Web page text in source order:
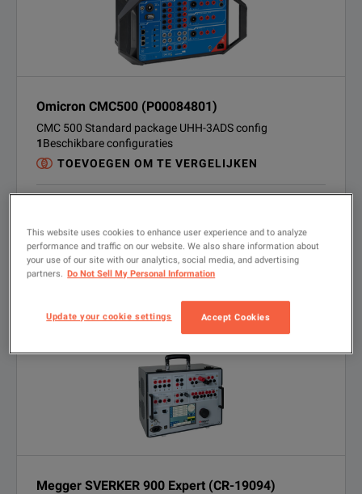
Omicron CMC500 (P00084801)
CMC 500 Standard package UHH-3ADS config
1Beschikbare configuraties
TOEVOEGEN OM TE VERGELIJKEN
GEBRUIKT
Inlichtingen
Offerte
FINANCIELE OPLOSSINGEN
Financieringsopties beschikbaar
Megger SVERKER 900 Expert (CR-19094)
This website uses cookies to enhance user experience and to analyze
performance and traffic on our website. We also share information about
your use of our site with our analytics, social media, and advertising
partners.
Do Not Sell My Personal Information
Update your cookie settings Accept Cookies